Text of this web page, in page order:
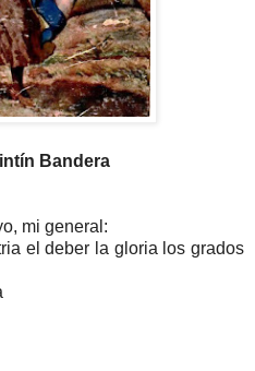
Bandera
mi general:
el deber la gloria los grados